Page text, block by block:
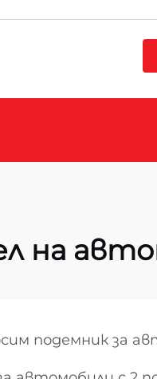
на
подемник за